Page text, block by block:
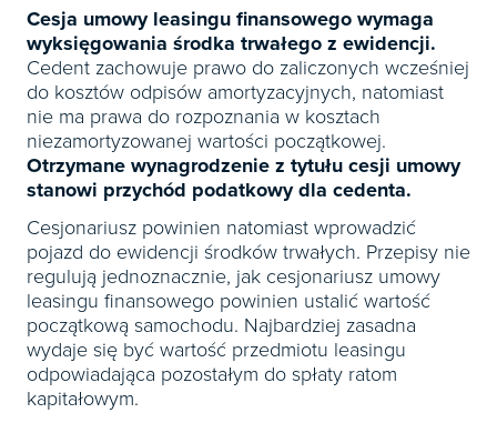
Cesja umowy leasingu finansowego wymaga
wyksięgowania środka trwałego z ewidencji.
Cedent zachowuje prawo do zaliczonych wcześniej
do kosztów odpisów amortyzacyjnych, natomiast
nie ma prawa do rozpoznania w kosztach
niezamortyzowanej wartości początkowej.
Otrzymane wynagrodzenie z tytułu cesji umowy
stanowi przychód podatkowy dla cedenta.
Cesjonariusz powinien natomiast wprowadzić
pojazd do ewidencji środków trwałych. Przepisy nie
regulują jednoznacznie, jak cesjonariusz umowy
leasingu finansowego powinien ustalić wartość
początkową samochodu. Najbardziej zasadna
wydaje się być wartość przedmiotu leasingu
odpowiadająca pozostałym do spłaty ratom
kapitałowym.